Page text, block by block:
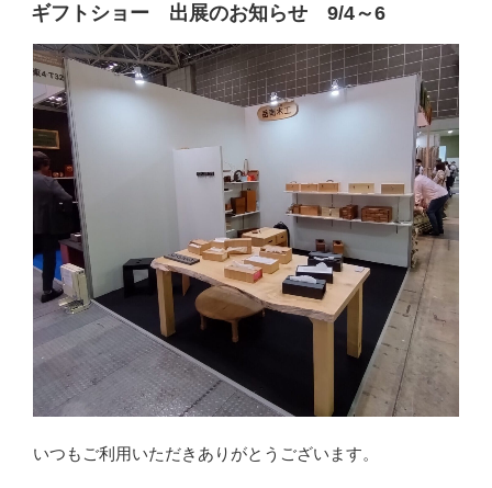
稿
ギフトショー 出展のお知らせ 9/4～6
いつもご利用いただきありがとうございます。